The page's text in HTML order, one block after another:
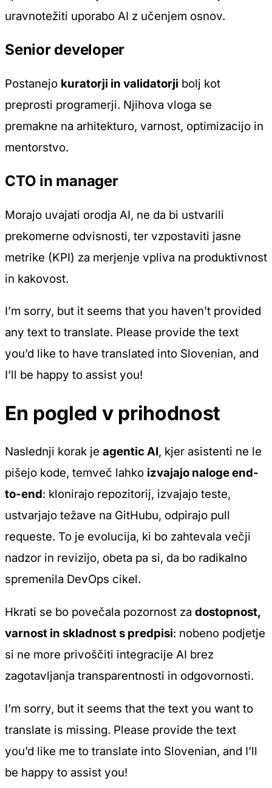
uravnotežiti uporabo AI z učenjem osnov.
Senior developer
Postanejo kuratorji in validatorji bolj kot
preprosti programerji. Njihova vloga se
premakne na arhitekturo, varnost, optimizacijo in
mentorstvo.
CTO in manager
Morajo uvajati orodja AI, ne da bi ustvarili
prekomerne odvisnosti, ter vzpostaviti jasne
metrike (KPI) za merjenje vpliva na produktivnost
in kakovost.
I’m sorry, but it seems that you haven’t provided
any text to translate. Please provide the text
you’d like to have translated into Slovenian, and
I’ll be happy to assist you!
En pogled v prihodnost
Naslednji korak je agentic AI, kjer asistenti ne le
pišejo kode, temveč lahko izvajajo naloge end-
to-end: klonirajo repozitorij, izvajajo teste,
ustvarjajo težave na GitHubu, odpirajo pull
requeste. To je evolucija, ki bo zahtevala večji
nadzor in revizijo, obeta pa si, da bo radikalno
spremenila DevOps cikel.
Hkrati se bo povečala pozornost za dostopnost,
varnost in skladnost s predpisi: nobeno podjetje
si ne more privoščiti integracije AI brez
zagotavljanja transparentnosti in odgovornosti.
I’m sorry, but it seems that the text you want to
translate is missing. Please provide the text
you’d like me to translate into Slovenian, and I’ll
be happy to assist you!